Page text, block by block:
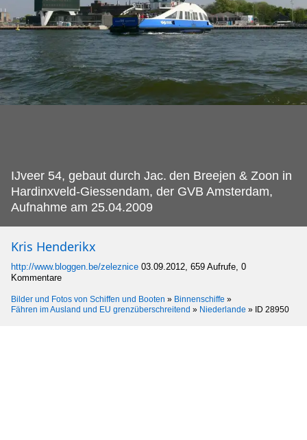
IJveer 54, gebaut durch Jac. den Breejen & Zoon in
Hardinxveld-Giessendam, der GVB Amsterdam,
Aufnahme am 25.04.2009
Kris Henderikx
http://www.bloggen.be/zeleznice 03.09.2012, 659 Aufrufe, 0
Kommentare
Bilder und Fotos von Schiffen und Booten » Binnenschiffe »
Fähren im Ausland und EU grenzüberschreitend » Niederlande » ID 28950